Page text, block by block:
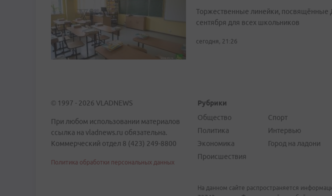
Торжественные линейки, посвящённые
сентября для всех школьников
сегодня, 21:26
© 1997 - 2026 VLADNEWS
При любом использовании материалов
ссылка на vladnews.ru обязательна.
Коммерческий отдел 8 (423) 249-8800
Политика обработки персональных данных
Рубрики
Общество
Политика
Экономика
Происшествия
Спорт
Интервью
Город на ладони
На данном сайте распространяется